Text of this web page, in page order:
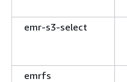
emr-s3-select
emrfs